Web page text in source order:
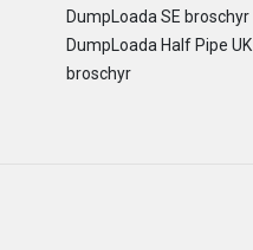
DumpLoada SE broschyr
DumpLoada Half Pipe UK
broschyr